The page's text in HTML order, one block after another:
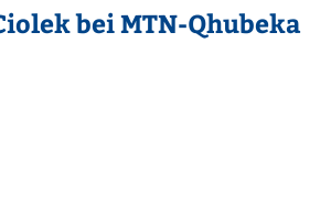
bei MTN-Qhubeka